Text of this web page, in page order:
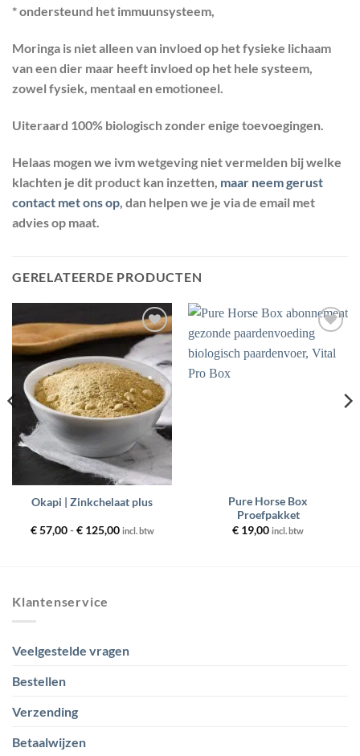
* ondersteund het immuunsysteem,
Moringa is niet alleen van invloed op het fysieke lichaam
van een dier maar heeft invloed op het hele systeem,
zowel fysiek, mentaal en emotioneel.
Uiteraard 100% biologisch zonder enige toevoegingen.
Helaas mogen we ivm wetgeving niet vermelden bij welke
klachten je dit product kan inzetten, maar neem gerust
contact met ons op , dan helpen we je via de email met
advies op maat.
GERELATEERDE PRODUCTEN
Toevoegen
aan
wenslijst
Okapi | Zinkchelaat plus
€57,00 - €125,00Prijsklasse:
incl. btw
Toevoegen
aan
Pure Horse Box
Proefpakket
€ 19,00 incl. btw
Klantenservice
Veelgestelde vragen
Bestellen
Verzending
Betaalwijzen